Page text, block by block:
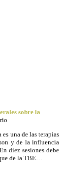
sobre la
una de las terapias
y de la influencia
diez sesiones debe
de la TBE…